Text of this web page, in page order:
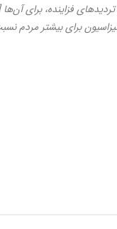
تردیدهای فزاینده، برای
برای بیشتر مردم